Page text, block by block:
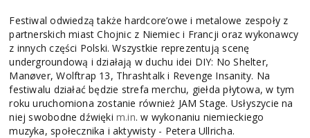
Festiwal odwiedzą także hardcore’owe i metalowe zespoły z
partnerskich miast Chojnic z Niemiec i Francji oraz wykonawcy
z innych części Polski. Wszystkie reprezentują scenę
undergroundową i działają w duchu idei DIY: No Shelter,
Manøver, Wolftrap 13, Thrashtalk i Revenge Insanity. Na
festiwalu działać będzie strefa merchu, giełda płytowa, w tym
roku uruchomiona zostanie również JAM Stage. Usłyszycie na
niej swobodne dźwiękim.in. w wykonaniu niemieckiego
muzyka, społecznika i aktywisty - Petera Ullricha.